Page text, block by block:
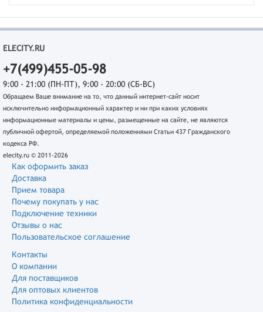
ELECITY.RU
+7(499)455-05-98
9:00 - 21:00 (ПН-ПТ), 9:00 - 20:00 (СБ-ВС)
Обращаем Ваше внимание на то, что данный интернет-сайт носит
исключительно информационный характер и ни при каких условиях
информационные материалы и цены, размещенные на сайте, не являются
публичной офертой, определяемой положениями Статьи 437 Гражданского
кодекса РФ.
elecity.ru © 2011-2026
Как оформить заказ
Доставка
Прием товара
Почему покупать у нас
Подключение техники
Отзывы о нас
Пользовательское соглашение
Контакты
О компании
Для поставщиков
Для оптовых клиентов
Политика конфиденциальности